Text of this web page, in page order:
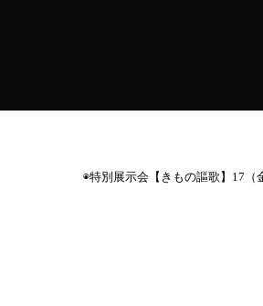
◉特別展示会【きもの謳歌】17（